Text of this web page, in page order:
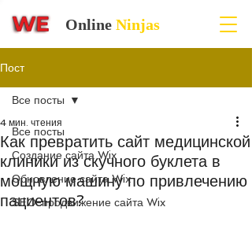
Online Ninjas
Пост
Все посты
Создание сайта Wix
Обновление сайта Wix
SEO-продвижение сайта Wix
Все посты
Как превратить сайт медицинской
клиники из скучного буклета в
мощную машину по привлечению
пациентов?
4 мин. чтения